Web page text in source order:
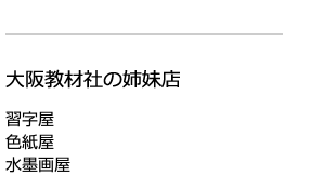
習字屋
色紙屋
水墨画屋